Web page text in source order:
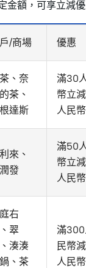
金額，可享立減優
/商場 優惠
、奈
茶、
達斯
滿30
幣立
人民幣
來、
發
滿50
幣立
人民幣
右
翠
湊湊
、茶
滿300
民幣
人民幣